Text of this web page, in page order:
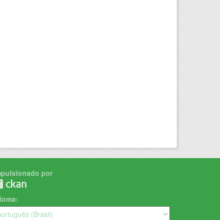
por